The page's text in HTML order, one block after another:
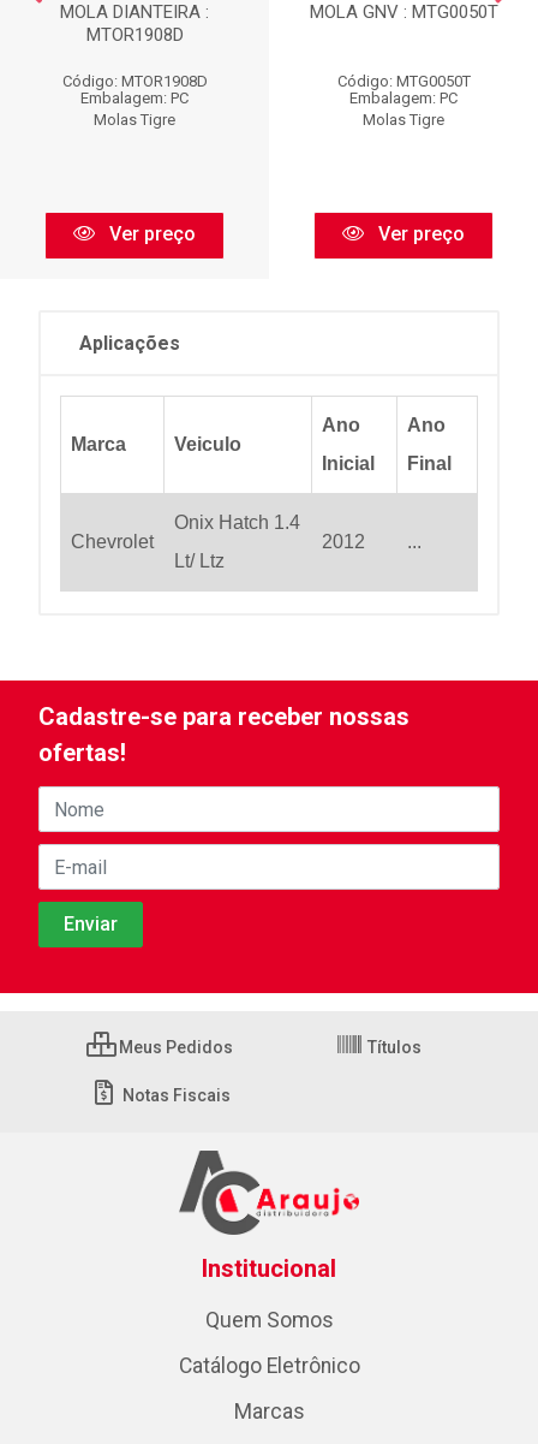
MOLA DIANTEIRA :
MTOR1908D
Código: MTOR1908D
Embalagem: PC
Molas Tigre
Ver preço
MOLA GNV : MTG0050T
Código: MTG0050T
Embalagem: PC
Molas Tigre
Ver preço
Aplicações
Marca Veiculo
Ano
Inicial
Ano
Final
Chevrolet
Onix Hatch 1.4
Lt/ Ltz
2012 ...
Cadastre-se para receber nossas
ofertas!
Meus Pedidos Títulos
Notas Fiscais
Institucional
Quem Somos
Catálogo Eletrônico
Marcas